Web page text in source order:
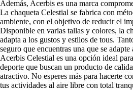
Además, Acerbis es una marca
La chaqueta Celestial se fabrica con
ambiente, con el objetivo de reducir el
Disponible en varias tallas y colores, la
adapta a los gustos y estilos de tous.
seguro que encuentras una que se
Acerbis Celestial es una opción ideal
deporte que buscan un producto de
atractivo. No esperes más para hacerte
tus actividades al aire libre con total